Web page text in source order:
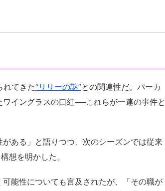
れてきた“リリーの謎”との関連性だ。パーカ
イングラスの口紅──これらが一連の事件と
ある」と語りつつ、次のシーズンでは従来
想を明かした。
能性についても言及されたが、「その職が